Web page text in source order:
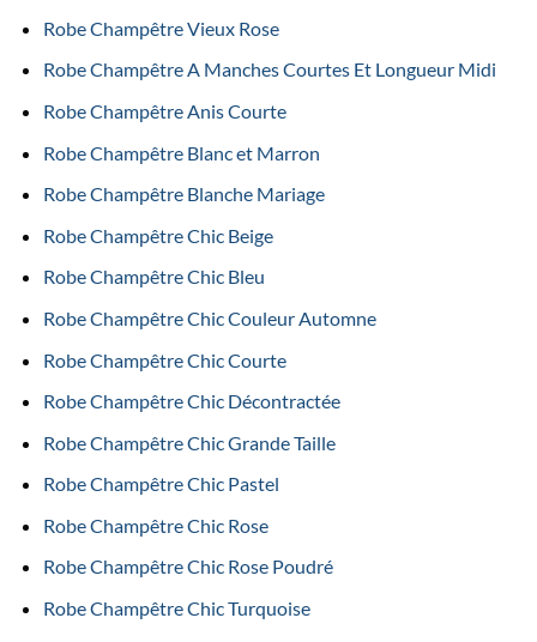
Robe Champêtre Vieux Rose
Robe Champêtre A Manches Courtes Et Longueur Midi
Robe Champêtre Anis Courte
Robe Champêtre Blanc et Marron
Robe Champêtre Blanche Mariage
Robe Champêtre Chic Beige
Robe Champêtre Chic Bleu
Robe Champêtre Chic Couleur Automne
Robe Champêtre Chic Courte
Robe Champêtre Chic Décontractée
Robe Champêtre Chic Grande Taille
Robe Champêtre Chic Pastel
Robe Champêtre Chic Rose
Robe Champêtre Chic Rose Poudré
Robe Champêtre Chic Turquoise